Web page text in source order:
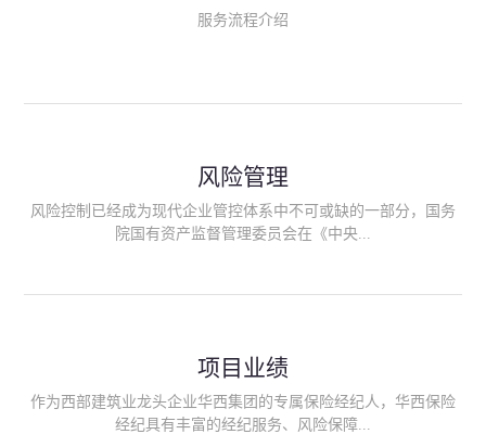
人责任险、首台套/首版次保险、科技保险等）；（三）传统财产
险产品；（六）保险招投标业务。随着业务的开展，华西经纪会
供专业、优质的保险经纪服务。
服务流程介绍
风险管理
风险控制已经成为现代企业管控体系中不可或缺的一部分，国务
院国有资产监督管理委员会在《中央...
能够为客户降低风险管理成本，提高经营效率；能够为企业提供
从风险评估、风险分析、风险防范、风险转移到灾后防损、索赔
等全方位、全过程、专家式的服务，拓展和深化由保险公司提供
项目业绩
作为西部建筑业龙头企业华西集团的专属保险经纪人，华西保险
经纪具有丰富的经纪服务、风险保障...